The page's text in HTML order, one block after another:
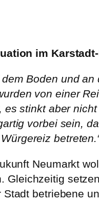
im
Boden und
von einer
es stinkt aber
vorbei sein,
Neumarkt
Gleichzeitig
betriebene